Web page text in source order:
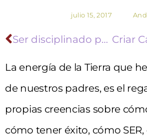
julio 15, 2017
Ser disciplinado para lograr el Éxito: de la energía de la Tierra
La energía de la Tierra que
de nuestros padres, es el
propias creencias sobre
cómo tener éxito, cómo